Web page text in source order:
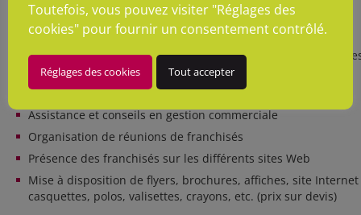
Formation continue
Assistance aux premiers recrutements
Mise à disposition de tous les programmes pédagogiques
chaque année
Assistance pédagogique
Assistance et conseils en gestion commerciale
Organisation de réunions de franchisés
Présence des franchisés sur les différents sites Web
Mise à disposition de flyers, brochures, affiches, site
casquettes, polos, valisettes, crayons, etc. (prix sur devis)
Toutefois, vous pouvez visiter "Réglages des
cookies" pour fournir un consentement contrôlé.
Réglages des cookies Tout accepter